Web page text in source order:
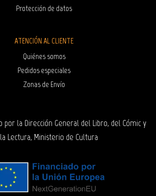
Protección de datos
ATENCIÓN AL CLIENTE
Quiénes somos
Pedidos especiales
Zonas de Envío
por la Dirección General del Libro, del Cómic y
Lectura, Ministerio de Cultura